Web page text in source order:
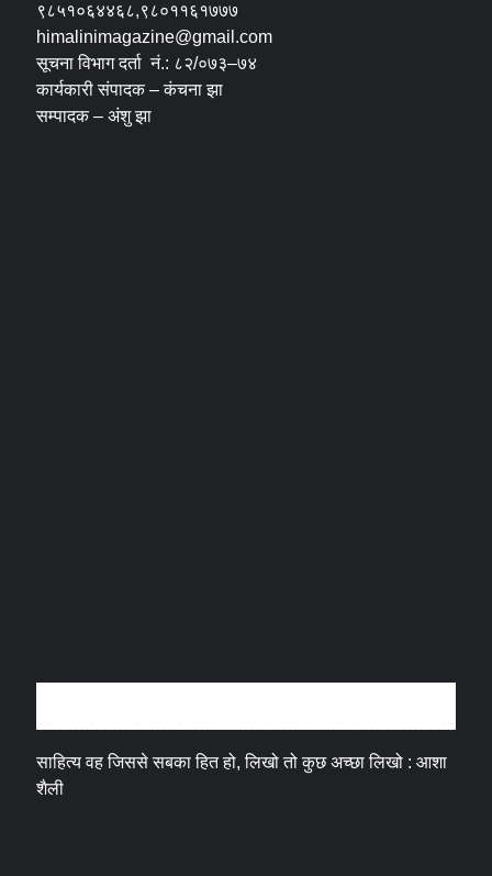
९८५१०६४४६८,९८०११६१७७७
himalinimagazine@gmail.com
सूचना विभाग दर्ता नं.: ८२/०७३–७४
कार्यकारी संपादक – कंचना झा
सम्पादक – अंशु झा
साहित्य वह जिससे सबका हित हो, लिखो तो कुछ अच्छा लिखो : आशा
शैली